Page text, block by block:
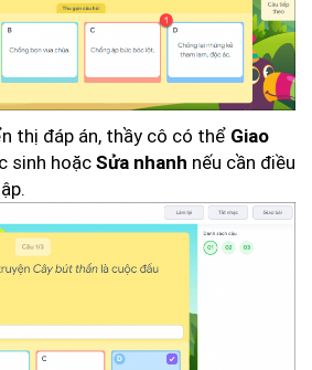
thị đáp án, thầy cô có thể Giao
sinh hoặc Sửa nhanh nếu cần điều